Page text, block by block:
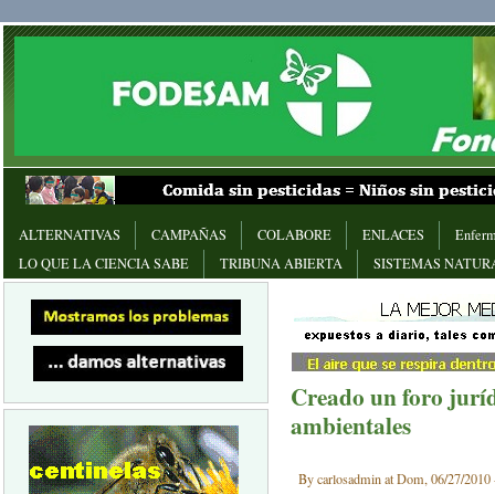
ALTERNATIVAS CAMPAÑAS COLABORE ENLACES
LO QUE LA CIENCIA SABE
TRIBUNA ABIERTA SISTEMAS
Creado un foro
ambientales
By carlosadmin at Dom, 06/27/2010